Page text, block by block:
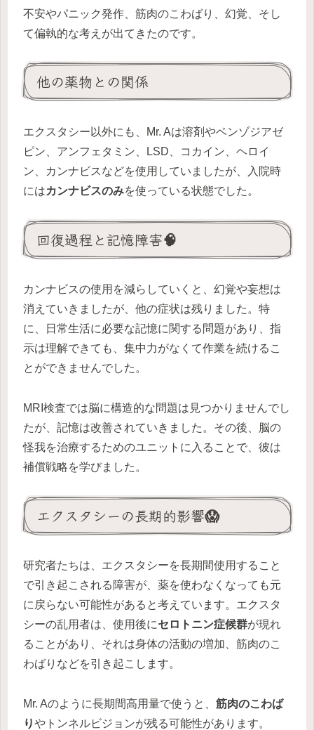
不安やパニック発作、筋肉のこわばり、幻覚、そし
て偏執的な考えが出てきたのです。
他の薬物との関係
エクスタシー以外にも、Mr. Aは溶剤やベンゾジアゼ
ピン、アンフェタミン、LSD、コカイン、ヘロイ
ン、カンナビスなどを使用していましたが、入院時
にはカンナビスのみを使っている状態でした。
回復過程と記憶障害🧠
カンナビスの使用を減らしていくと、幻覚や妄想は
消えていきましたが、他の症状は残りました。特
に、日常生活に必要な記憶に関する問題があり、指
示は理解できても、集中力がなくて作業を続けるこ
とができませんでした。
MRI検査では脳に構造的な問題は見つかりませんでし
たが、記憶は改善されていきました。その後、脳の
怪我を治療するためのユニットに入ることで、彼は
補償戦略を学びました。
エクスタシーの長期的影響😱
研究者たちは、エクスタシーを長期間使用すること
で引き起こされる障害が、薬を使わなくなっても元
に戻らない可能性があると考えています。エクスタ
シーの乱用者は、使用後にセロトニン症候群が現れ
ることがあり、それは身体の活動の増加、筋肉のこ
わばりなどを引き起こします。
Mr. Aのように長期間高用量で使うと、 筋肉のこわば
りやトンネルビジョンが残る可能性があります。